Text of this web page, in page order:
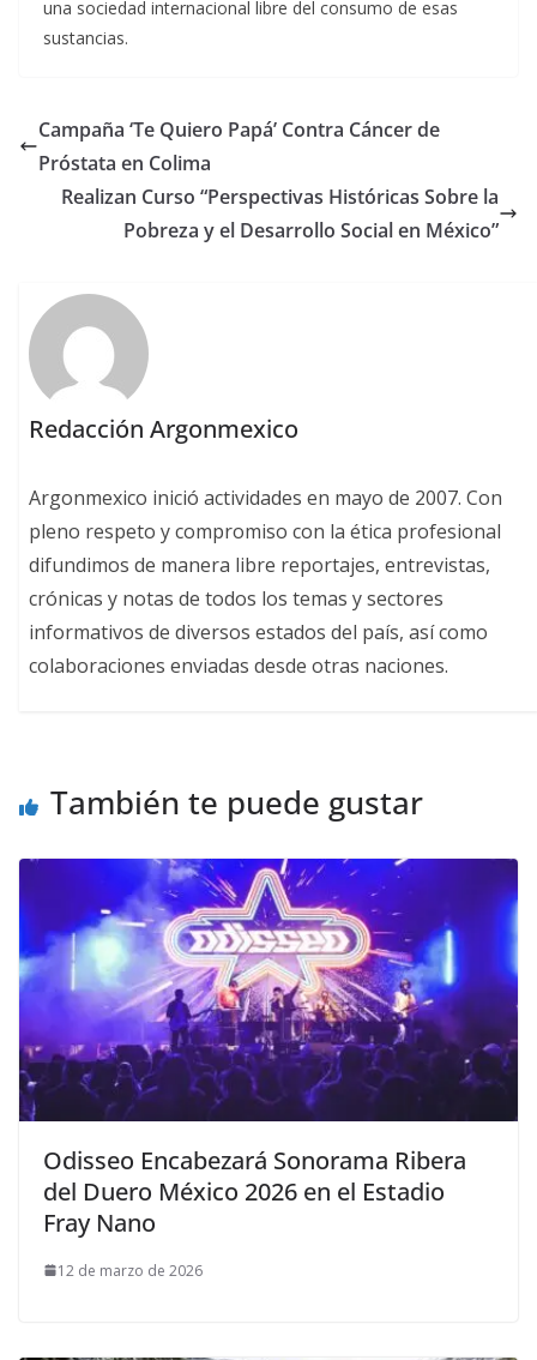
una sociedad internacional libre del consumo de esas
sustancias.
Campaña ‘Te Quiero Papá’ Contra Cáncer de
Próstata en Colima
Realizan Curso “Perspectivas Históricas Sobre la
Pobreza y el Desarrollo Social en México”
Redacción Argonmexico
Argonmexico inició actividades en mayo de 2007. Con
pleno respeto y compromiso con la ética profesional
difundimos de manera libre reportajes, entrevistas,
crónicas y notas de todos los temas y sectores
informativos de diversos estados del país, así como
colaboraciones enviadas desde otras naciones.
También te puede gustar
Odisseo Encabezará Sonorama Ribera
del Duero México 2026 en el Estadio
Fray Nano
12 de marzo de 2026